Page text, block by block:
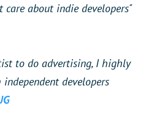
about indie developers"
to do advertising, I highly
developers